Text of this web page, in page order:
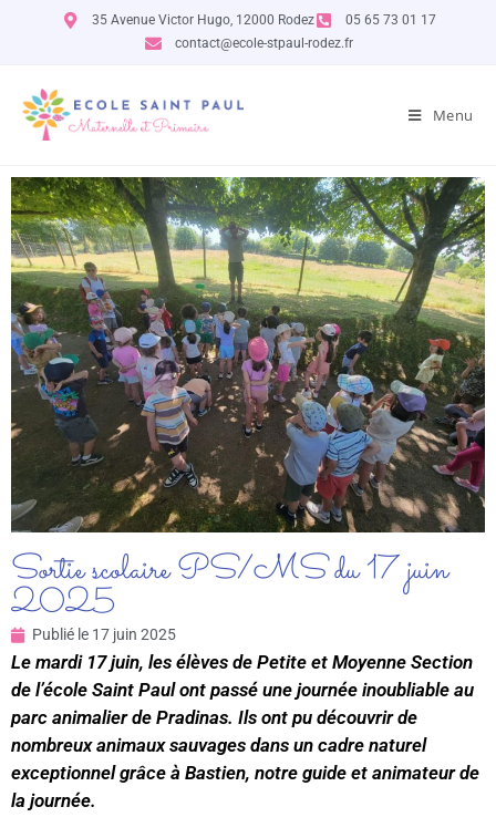
35 Avenue Victor Hugo, 12000 Rodez
05 65 73 01 17
contact@ecole-stpaul-rodez.fr
Menu
Sortie scolaire PS/MS du 17 juin
2025
Publié le 17 juin 2025
Le mardi 17 juin, les élèves de Petite et Moyenne Section
de l’école Saint Paul ont passé une journée inoubliable au
parc animalier de Pradinas. Ils ont pu découvrir de
nombreux animaux sauvages dans un cadre naturel
exceptionnel grâce à Bastien, notre guide et animateur de
la journée.